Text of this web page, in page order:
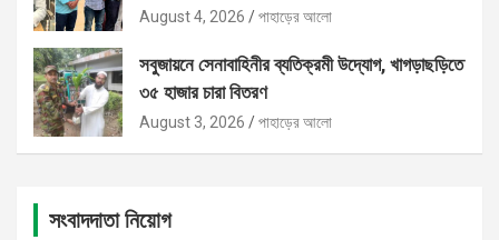
August 4, 2026 পাহাড়ের আলো
সবুজায়নে সেনাবাহিনীর ব্যতিক্রমী উদ্যোগ, খাগড়াছড়িতে
৩৫ হাজার চারা বিতরণ
August 3, 2026 পাহাড়ের আলো
সংবাদদাতা নিয়োগ